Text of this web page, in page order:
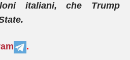
italiani, che Trump
.